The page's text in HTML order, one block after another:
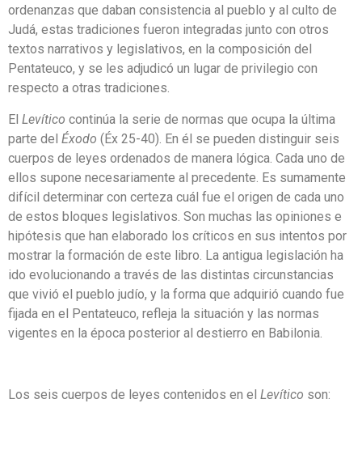
ordenanzas que daban consistencia al pueblo y al culto de
Judá, estas tradiciones fueron integradas junto con otros
textos narrativos y legislativos, en la composición del
Pentateuco, y se les adjudicó un lugar de privilegio con
respecto a otras tradiciones.
El Levítico continúa la serie de normas que ocupa la última
parte del Éxodo (Éx 25-40). En él se pueden distinguir seis
cuerpos de leyes ordenados de manera lógica. Cada uno de
ellos supone necesariamente al precedente. Es sumamente
difícil determinar con certeza cuál fue el origen de cada uno
de estos bloques legislativos. Son muchas las opiniones e
hipótesis que han elaborado los críticos en sus intentos por
mostrar la formación de este libro. La antigua legislación ha
ido evolucionando a través de las distintas circunstancias
que vivió el pueblo judío, y la forma que adquirió cuando fue
fijada en el Pentateuco, refleja la situación y las normas
vigentes en la época posterior al destierro en Babilonia.
Los seis cuerpos de leyes contenidos en el Levítico son: